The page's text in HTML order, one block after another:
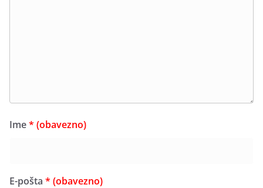
Ime* (obavezno)
E-pošta * (obavezno)